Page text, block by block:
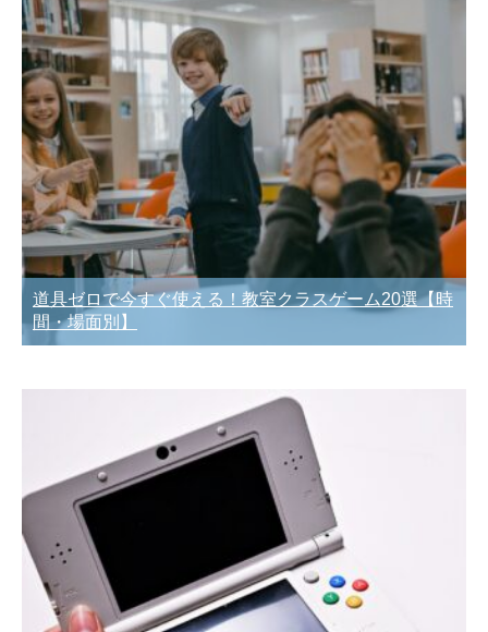
道具ゼロで今すぐ使える！教室クラスゲーム20選【時
間・場面別】